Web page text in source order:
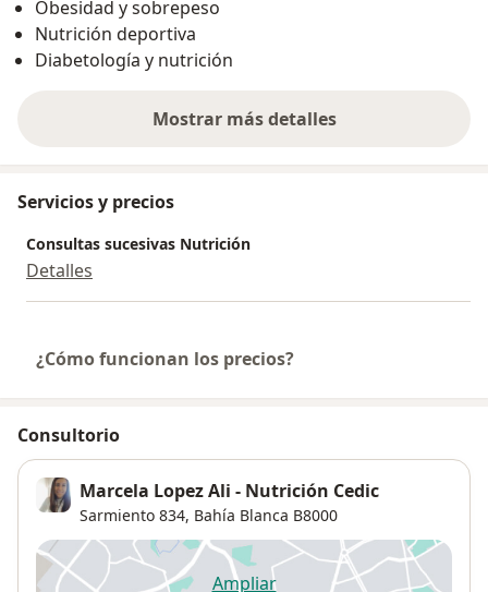
Obesidad y sobrepeso
Nutrición deportiva
Diabetología y nutrición
Mostrar más detalles
sobre la experiencia
Servicios y precios
Consultas sucesivas Nutrición
Detalles
¿Cómo funcionan los precios?
Consultorio
Marcela Lopez Ali - Nutrición Cedic
Sarmiento 834, Bahía Blanca B8000
Ampliar